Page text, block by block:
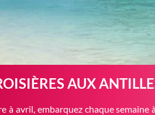
AUX
à avril, embarquez chaque